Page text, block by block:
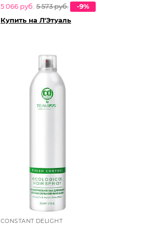
5 066 руб. 5 573 руб.
-9%
Купить на Л'Этуаль
CONSTANT DELIGHT